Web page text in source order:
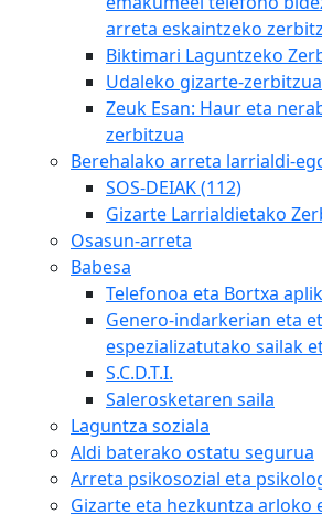
arreta eskaintzeko
Biktimari Laguntzeko
Udaleko gizarte-
Zeuk Esan: Haur eta
zerbitzua
Berehalako arreta larrialdi-
SOS-DEIAK (112)
Gizarte Larrialdietako
Osasun-arreta
Babesa
Telefonoa eta Bortxa
Genero-indarkerian eta
espezializatutako sailak
S.C.D.T.I.
Salerosketaren saila
Laguntza soziala
Aldi baterako ostatu segurua
Arreta psikosozial eta
Gizarte eta hezkuntza arloko